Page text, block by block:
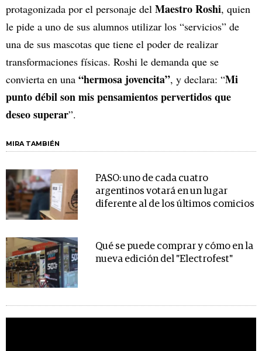
protagonizada por el personaje del Maestro Roshi, quien
le pide a uno de sus alumnos utilizar los “servicios” de
una de sus mascotas que tiene el poder de realizar
transformaciones físicas. Roshi le demanda que se
convierta en una “hermosa jovencita”, y declara: “Mi
punto débil son mis pensamientos pervertidos que
deseo superar”.
MIRA TAMBIÉN
PASO: uno de cada cuatro
argentinos votará en un lugar
diferente al de los últimos comicios
Qué se puede comprar y cómo en la
nueva edición del "Electrofest"